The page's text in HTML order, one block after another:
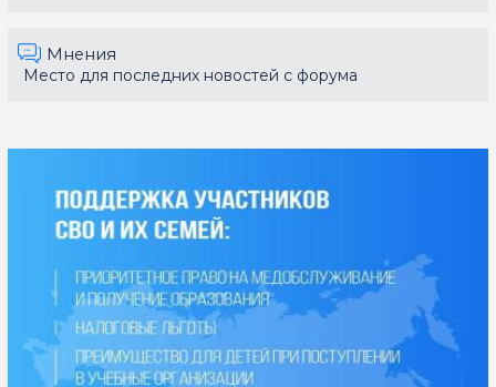
Мнения
Место для последних новостей с форума